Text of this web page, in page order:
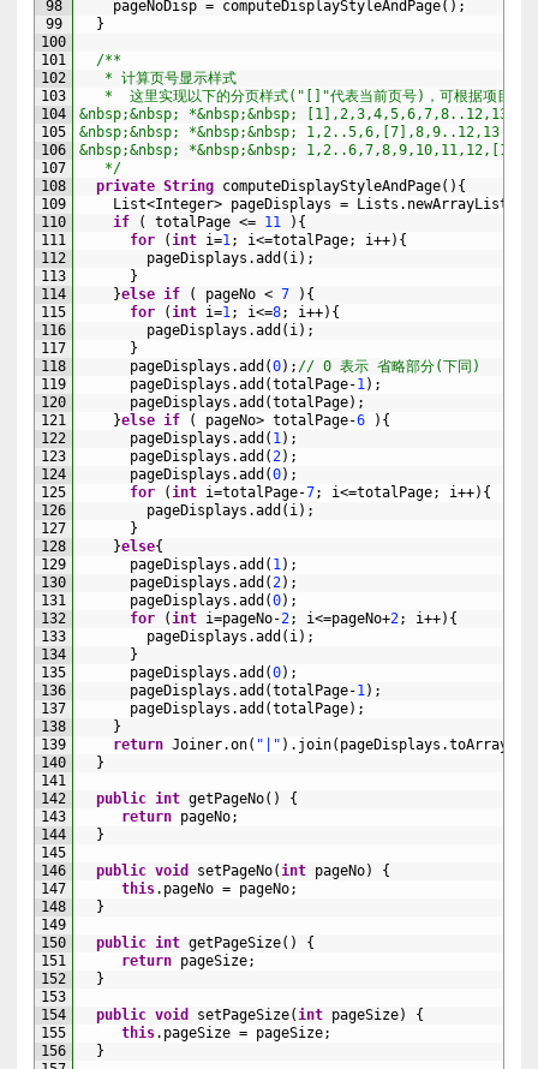
98
99
100
101
102
103
104
105
106
107
108
109
110
111
112
113
114
115
116
117
118
119
120
121
122
123
124
125
126
127
128
129
130
131
132
133
134
135
136
137
138
139
140
141
142
143
144
145
146
147
148
149
150
151
152
153
154
155
156
pageNoDisp = computeDisplayStyleAndPage( ) ;
}
/**
* 计算页号显示样式
*  这里实现以下的分页样式("[]"代表当前页号)，可根据项目需
&nbsp;&nbsp; *&nbsp;&nbsp; [1],2,3,4,5,6,7,8..12,13
&nbsp;&nbsp; *&nbsp;&nbsp; 1,2..5,6,[7],8,9..12,13
&nbsp;&nbsp; *&nbsp;&nbsp; 1,2..6,7,8,9,10,11,12,[13]
*/
private String computeDisplayStyleAndPage( ) {
List<Integer> pageDisplays = Lists . newArrayList
if
( totalPage <= 11 ) {
for
(int i=1; i<=totalPage; i++) {
pageDisplays .add ( i) ;
}
}else if ( pageNo < 7 ) {
for
(int i=1; i<=8; i++) {
pageDisplays .add ( i) ;
}
pageDisplays .add (0) ; // 0 表示 省略部分(下同)
pageDisplays .add (totalPage-1) ;
pageDisplays .add (totalPage) ;
}else if ( pageNo> totalPage-6 ) {
pageDisplays .add ( 1) ;
pageDisplays .add (2) ;
pageDisplays .add (0) ;
for
(int i=totalPage-7; i<=totalPage; i++) {
pageDisplays .add ( i) ;
}
}else{
pageDisplays .add ( 1) ;
pageDisplays .add (2) ;
pageDisplays .add (0) ;
for
(int i=pageNo-2; i<=pageNo+2; i++) {
pageDisplays .add ( i) ;
}
pageDisplays .add (0) ;
pageDisplays .add (totalPage-1) ;
pageDisplays .add (totalPage) ;
}
return Joiner.on( "|" ) . join( pageDisplays .toArray
}
public int getPageNo( )
{
return pageNo;
}
public void setPageNo(int pageNo)
{
this. pageNo = pageNo;
}
public int getPageSize( )
{
return pageSize;
}
public void setPageSize(int pageSize)
{
this. pageSize = pageSize;
}